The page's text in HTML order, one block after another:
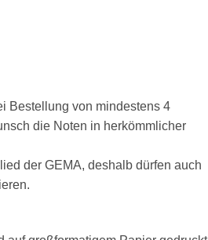
Bestellung von mindestens 4
die Noten in herkömmlicher
der GEMA, deshalb dürfen auch